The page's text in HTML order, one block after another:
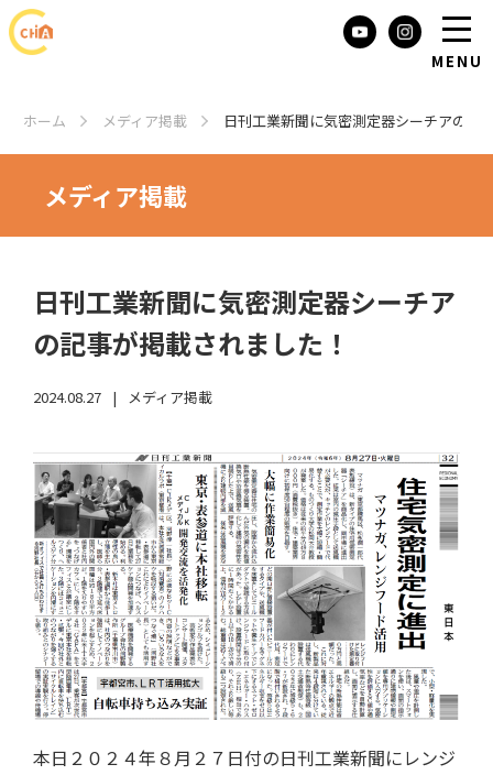
お知らせ・ブログ
ホーム メディア掲載 日刊工業新聞に気密測定器シーチアの記
メディア掲載
日刊工業新聞に気密測定器シーチア
の記事が掲載されました！
2024.08.27 メディア掲載
本日２０２４年８月２７日付の日刊工業新聞にレンジ
MENU